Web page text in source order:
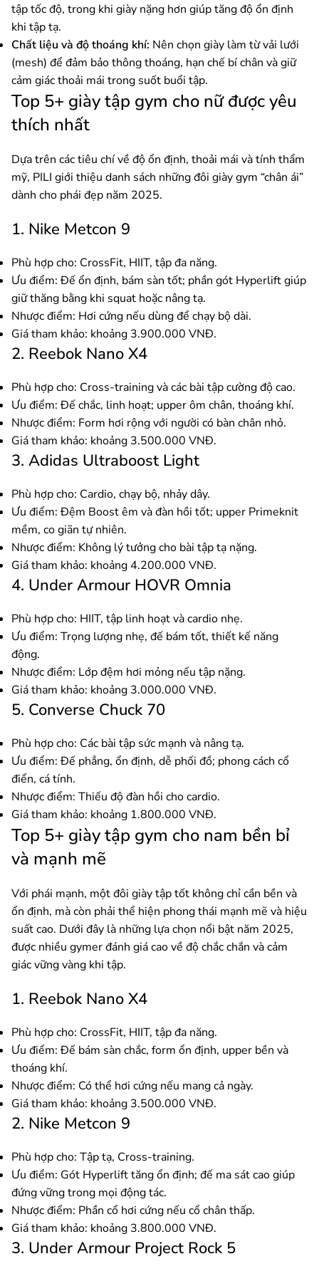
tập tốc độ, trong khi giày nặng hơn giúp tăng độ ổn định
khi tập tạ.
Chất liệu và độ thoáng khí: Nên chọn giày làm từ vải lưới
(mesh) để đảm bảo thông thoáng, hạn chế bí chân và giữ
cảm giác thoải mái trong suốt buổi tập.
Top 5+ giày tập gym cho nữ được yêu
thích nhất
Dựa trên các tiêu chí về độ ổn định, thoải mái và tính thẩm
mỹ, PILI giới thiệu danh sách những đôi giày gym “chân ái”
dành cho phái đẹp năm 2025.
1. Nike Metcon 9
Phù hợp cho: CrossFit, HIIT, tập đa năng.
Ưu điểm: Đế ổn định, bám sàn tốt; phần gót Hyperlift giúp
giữ thăng bằng khi squat hoặc nâng tạ.
Nhược điểm: Hơi cứng nếu dùng để chạy bộ dài.
Giá tham khảo: khoảng 3.900.000 VNĐ.
2. Reebok Nano X4
Phù hợp cho: Cross-training và các bài tập cường độ cao.
Ưu điểm: Đế chắc, linh hoạt; upper ôm chân, thoáng khí.
Nhược điểm: Form hơi rộng với người có bàn chân nhỏ.
Giá tham khảo: khoảng 3.500.000 VNĐ.
3. Adidas Ultraboost Light
Phù hợp cho: Cardio, chạy bộ, nhảy dây.
Ưu điểm: Đệm Boost êm và đàn hồi tốt; upper Primeknit
mềm, co giãn tự nhiên.
Nhược điểm: Không lý tưởng cho bài tập tạ nặng.
Giá tham khảo: khoảng 4.200.000 VNĐ.
4. Under Armour HOVR Omnia
Phù hợp cho: HIIT, tập linh hoạt và cardio nhẹ.
Ưu điểm: Trọng lượng nhẹ, đế bám tốt, thiết kế năng
động.
Nhược điểm: Lớp đệm hơi mỏng nếu tập nặng.
Giá tham khảo: khoảng 3.000.000 VNĐ.
5. Converse Chuck 70
Phù hợp cho: Các bài tập sức mạnh và nâng tạ.
Ưu điểm: Đế phẳng, ổn định, dễ phối đồ; phong cách cổ
điển, cá tính.
Nhược điểm: Thiếu độ đàn hồi cho cardio.
Giá tham khảo: khoảng 1.800.000 VNĐ.
Top 5+ giày tập gym cho nam bền bỉ
và mạnh mẽ
Với phái mạnh, một đôi giày tập tốt không chỉ cần bền và
ổn định, mà còn phải thể hiện phong thái mạnh mẽ và hiệu
suất cao. Dưới đây là những lựa chọn nổi bật năm 2025,
được nhiều gymer đánh giá cao về độ chắc chắn và cảm
giác vững vàng khi tập.
1. Reebok Nano X4
Phù hợp cho: CrossFit, HIIT, tập đa năng.
Ưu điểm: Đế bám sàn chắc, form ổn định, upper bền và
thoáng khí.
Nhược điểm: Có thể hơi cứng nếu mang cả ngày.
Giá tham khảo: khoảng 3.500.000 VNĐ.
2. Nike Metcon 9
Phù hợp cho: Tập tạ, Cross-training.
Ưu điểm: Gót Hyperlift tăng ổn định; đế ma sát cao giúp
đứng vững trong mọi động tác.
Nhược điểm: Phần cổ hơi cứng nếu cổ chân thấp.
Giá tham khảo: khoảng 3.800.000 VNĐ.
3. Under Armour Project Rock 5